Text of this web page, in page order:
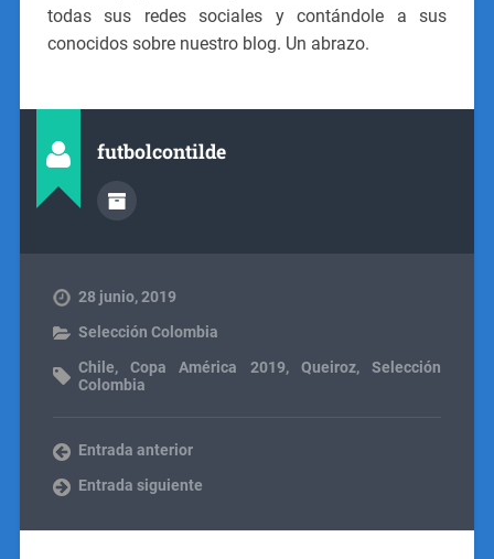
todas sus redes sociales y contándole a sus
conocidos sobre nuestro blog. Un abrazo.
futbolcontilde
28 junio, 2019
Selección Colombia
Chile,Copa América 2019, Queiroz,Selección
Colombia
Entrada anterior
Entrada siguiente